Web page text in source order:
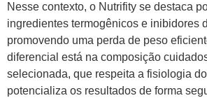
Nesse contexto, o Nutrifity se destaca
ingredientes termogênicos e inibidores
promovendo uma perda de peso
diferencial está na composição
selecionada, que respeita a fisiologia
potencializa os resultados de forma